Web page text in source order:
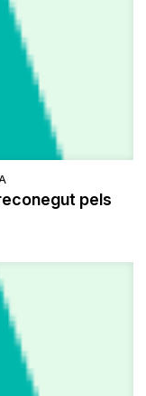
pels